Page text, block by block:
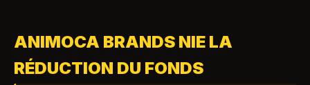
ANIMOCA BRANDS NIE LA
RÉDUCTION DU FONDS